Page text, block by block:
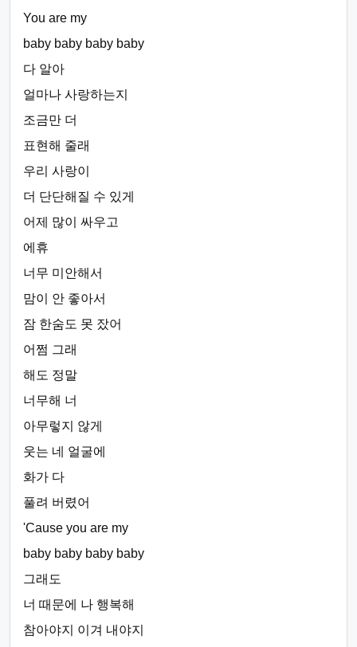
You are my
baby baby baby baby
다 알아
얼마나 사랑하는지
조금만 더
표현해 줄래
우리 사랑이
더 단단해질 수 있게
어제 많이 싸우고
에휴
너무 미안해서
맘이 안 좋아서
잠 한숨도 못 잤어
어쩜 그래
해도 정말
너무해 너
아무렇지 않게
웃는 네 얼굴에
화가 다
풀려 버렸어
'Cause you are my
baby baby baby baby
그래도
너 때문에 나 행복해
참아야지 이겨 내야지